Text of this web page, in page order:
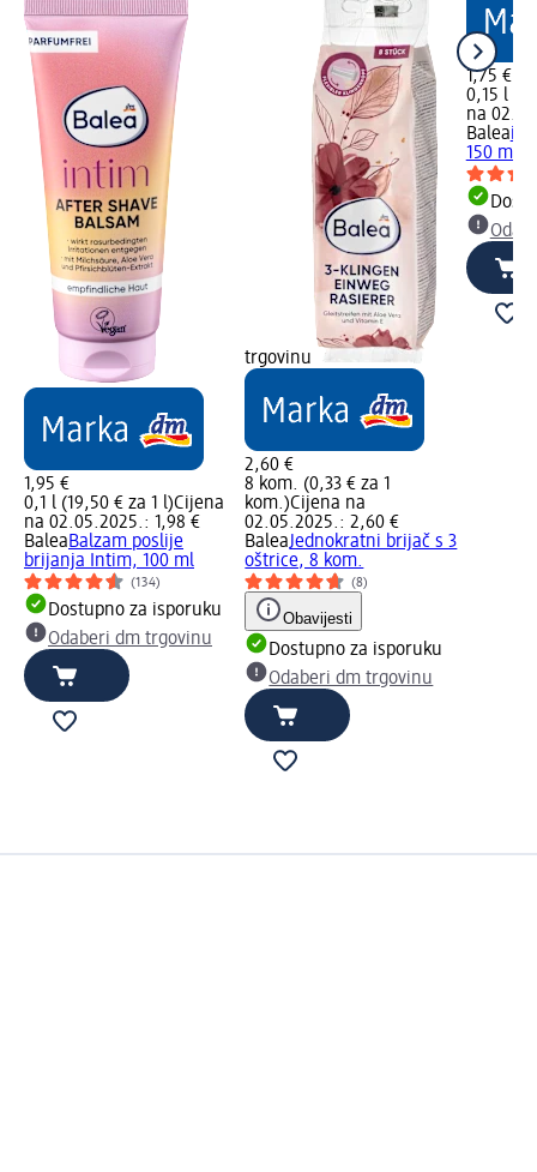
1,95 €
0,1 l (19,50 € za 1 l)Cijena
na 02.05.2025.: 1,98 €
BaleaBalzam poslije
brijanja Intim, 100 ml
(134)
Dostupno za isporuku
Odaberi dm trgovinu
trgovinu
2,60 €
8 kom. (0,33 € za 1
kom.)Cijena na
02.05.2025.: 2,60 €
BaleaJednokratni brijač s 3
oštrice, 8 kom.
(8)
Obavijesti
Dostupno za isporuku
Odaberi dm trgovinu
1,75 €
0,15 l
na
Balea
150 ml